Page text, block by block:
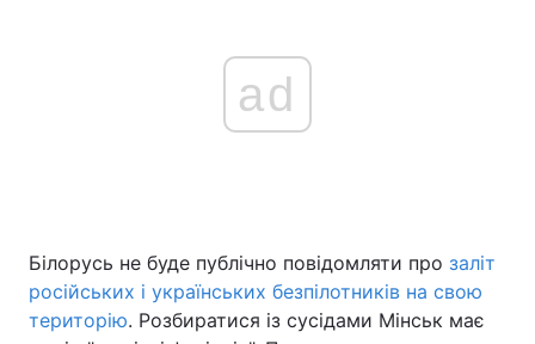
ad
Білорусь не буде публічно повідомляти про заліт
російських і українських безпілотників на свою
територію. Розбиратися із сусідами Мінськ має